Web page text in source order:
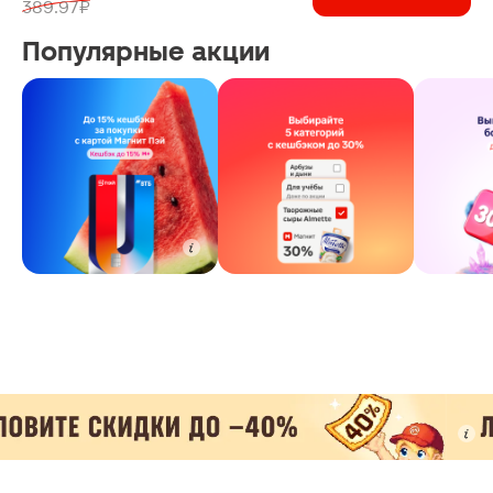
389.97 ₽
Популярные акции